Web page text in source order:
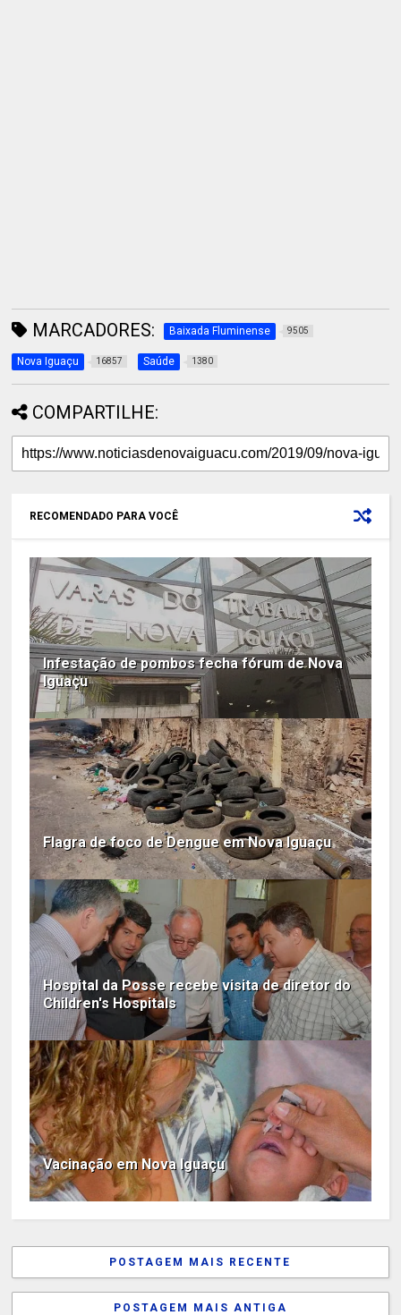
MARCADORES: Baixada Fluminense 9505
Nova Iguaçu 16857 Saúde 1380
COMPARTILHE:
RECOMENDADO PARA VOCÊ
Infestação de pombos fecha fórum de Nova
Iguaçu
Flagra de foco de Dengue em Nova Iguaçu
Hospital da Posse recebe visita de diretor do
Children's Hospitals
Vacinação em Nova Iguaçu
POSTAGEM MAIS RECENTE
POSTAGEM MAIS ANTIGA